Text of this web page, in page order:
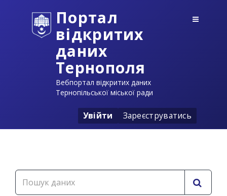
Портал
відкритих
даних
Тернополя
Вебпортал відкритих даних
Тернопільської міської ради
Увійти Зареєструватись